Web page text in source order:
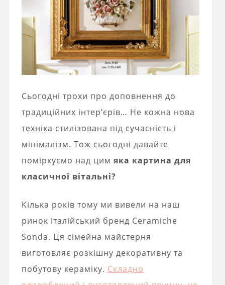
Сьогодні трохи про доповнення до
традиційних інтер’єрів… Не кожна нова
техніка стилізована під сучасність і
мінімалізм. Тож сьогодні давайте
поміркуємо над цим яка картина для
класичної вітальні?
Кілька років тому ми вивели на наш
ринок італійський бренд Ceramiche
Sonda. Ця сімейна майстерня
виготовляє розкішну декоративну та
побутову кераміку. Складно